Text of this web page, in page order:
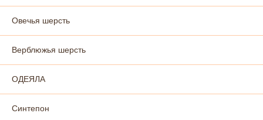
Овечья шерсть
Верблюжья шерсть
ОДЕЯЛА
Синтепон